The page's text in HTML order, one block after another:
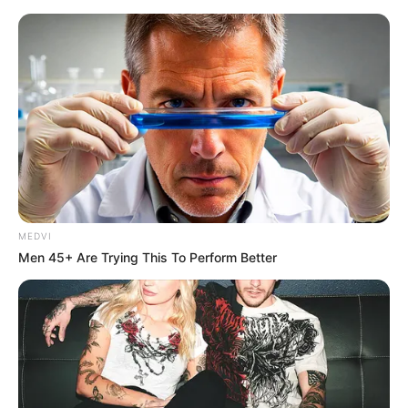
HOME
Home Incentivo Adicional > Mato Grosso do Sul > Notícia
MS - Corumbá: Agentes Comunitários e de Endemias cobram
MEDVI
Men 45+ Are Trying This To Perform Better